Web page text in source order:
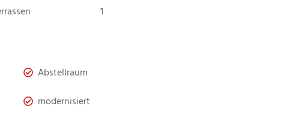
1
Abstellraum
modernisiert